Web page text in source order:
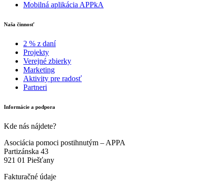
Mobilná aplikácia APPkA
Naša činnosť
2 % z daní
Projekty
Verejné zbierky
Marketing
Aktivity pre radosť
Partneri
Informácie a podpora
Kde nás nájdete?
Asociácia pomoci postihnutým – APPA
Partizánska 43
921 01 Piešťany
Fakturačné údaje